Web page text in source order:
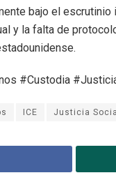
bajo el
y la falta de
#Custodia
ICE Justicia